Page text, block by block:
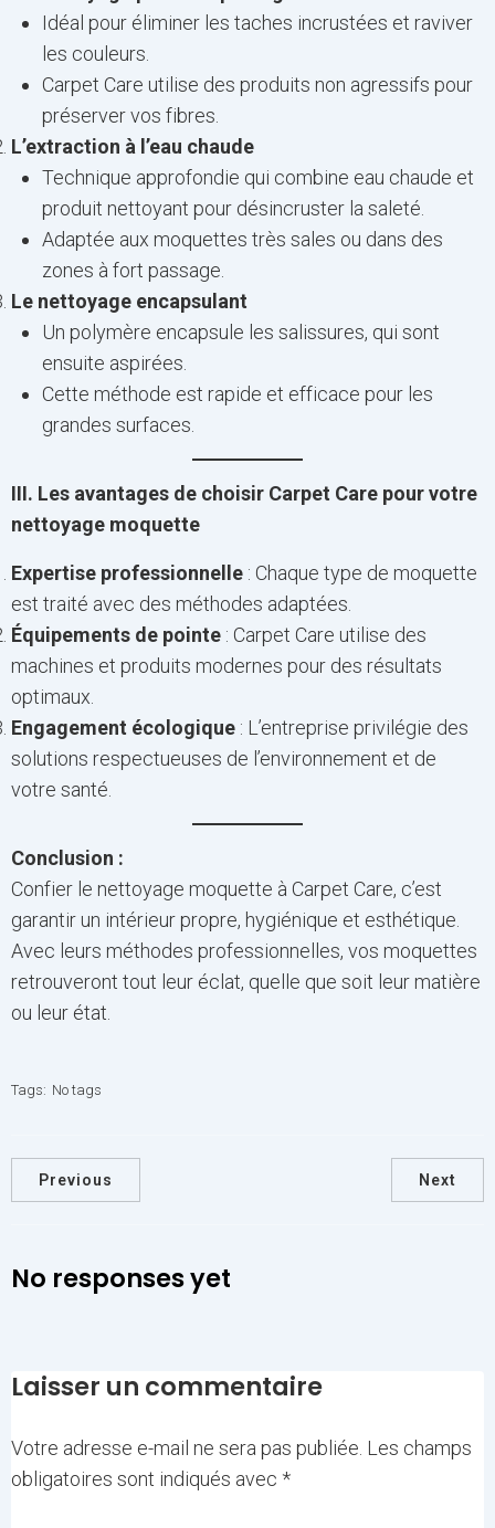
Idéal pour éliminer les taches incrustées et raviver
les couleurs.
Carpet Care utilise des produits non agressifs pour
préserver vos fibres.
L’extraction à l’eau chaude
Technique approfondie qui combine eau chaude et
produit nettoyant pour désincruster la saleté.
Adaptée aux moquettes très sales ou dans des
zones à fort passage.
Le nettoyage encapsulant
Un polymère encapsule les salissures, qui sont
ensuite aspirées.
Cette méthode est rapide et efficace pour les
grandes surfaces.
III. Les avantages de choisir Carpet Care pour votre
nettoyage moquette
Expertise professionnelle : Chaque type de moquette
est traité avec des méthodes adaptées.
Équipements de pointe : Carpet Care utilise des
machines et produits modernes pour des résultats
optimaux.
Engagement écologique : L’entreprise privilégie des
solutions respectueuses de l’environnement et de
votre santé.
Conclusion :
Confier le nettoyage moquette à Carpet Care, c’est
garantir un intérieur propre, hygiénique et esthétique.
Avec leurs méthodes professionnelles, vos moquettes
retrouveront tout leur éclat, quelle que soit leur matière
ou leur état.
Tags: No tags
Previous Next
No responses yet
Laisser un commentaire
Votre adresse e-mail ne sera pas publiée. Les champs
obligatoires sont indiqués avec *